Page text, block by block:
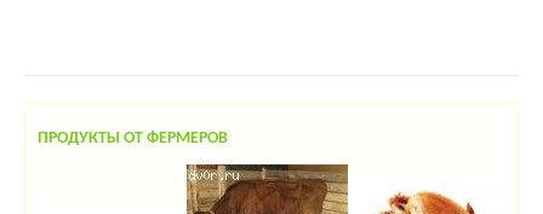
ПРОДУКТЫ ОТ ФЕРМЕРОВ